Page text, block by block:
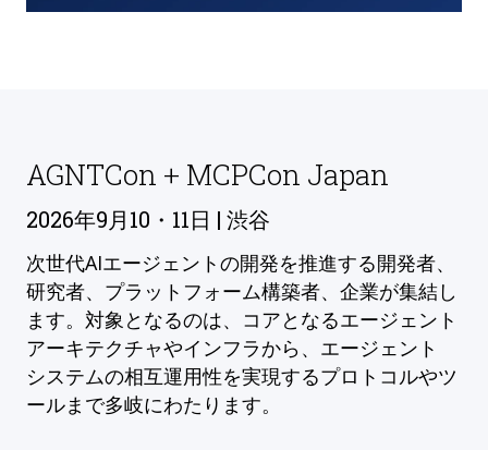
AGNTCon + MCPCon Japan
2026年9月10・11日 | 渋谷
次世代AIエージェントの開発を推進する開発者、
研究者、プラットフォーム構築者、企業が集結し
ます。対象となるのは、コアとなるエージェント
アーキテクチャやインフラから、エージェント
システムの相互運用性を実現するプロトコルやツ
ールまで多岐にわたります。